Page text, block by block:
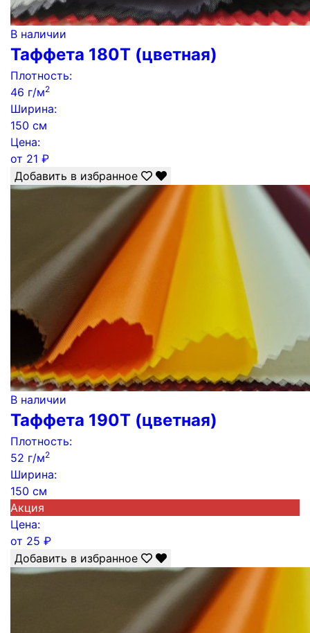
В наличии
Таффета 180Т (цветная)
Плотность:
46 г/м2
Ширина:
150 см
Цена:
от 21 ₽
Добавить в избранное
В наличии
Таффета 190Т (цветная)
Плотность:
52 г/м2
Ширина:
150 см
Акция
Цена:
от 25 ₽
Добавить в избранное